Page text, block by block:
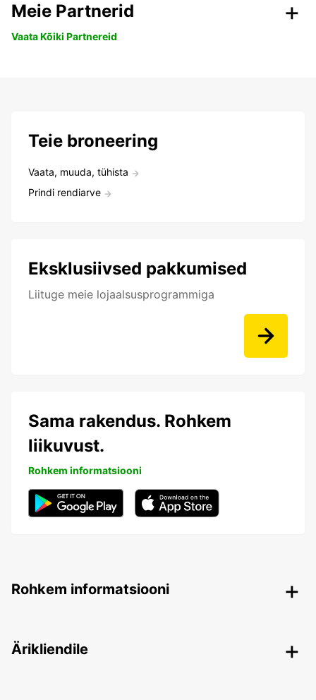
Meie Partnerid
Vaata Kõiki Partnereid
Teie broneering
Vaata, muuda, tühista
Prindi rendiarve
Eksklusiivsed pakkumised
Liituge meie lojaalsusprogrammiga
Sama rakendus. Rohkem
liikuvust.
Rohkem informatsiooni
Rohkem informatsiooni
Ärikliendile